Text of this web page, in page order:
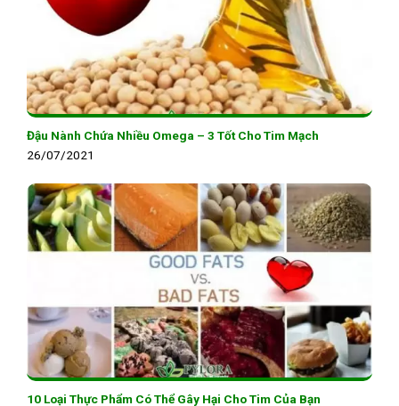
Đậu Nành Chứa Nhiều Omega – 3 Tốt Cho Tim Mạch
26/07/2021
10 Loại Thực Phẩm Có Thể Gây Hại Cho Tim Của Bạn